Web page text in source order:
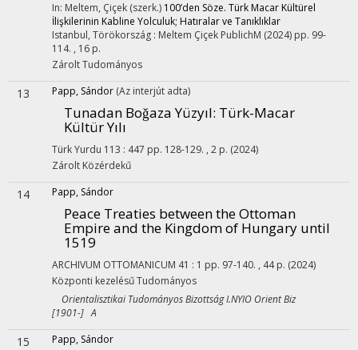
In: Meltem, Çiçek (szerk.) 100’den Söze. Türk Macar Kültürel
İlişkilerinin Kabline Yolculuk; Hatıralar ve Tanıklıklar
Istanbul, Törökország : Meltem Çiçek PublichM (2024) pp. 99-
114. , 16 p.
ZároltTudományos
13 Papp, Sándor (Az interjút adta)
Tunadan Boǧaza Yüzyıl: Türk-Macar
Kültür Yılı
Türk Yurdu 113 : 447 pp. 128-129. , 2 p. (2024)
Zárolt Közérdekű
14 Papp, Sándor
Peace Treaties between the Ottoman
Empire and the Kingdom of Hungary until
1519
ARCHIVUM OTTOMANICUM 41 : 1 pp. 97-140. , 44 p. (2024)
Központi kezelésűTudományos
Orientalisztikai Tudományos Bizottság I.NYIO Orient Biz
[1901-] A
15 Papp, Sándor